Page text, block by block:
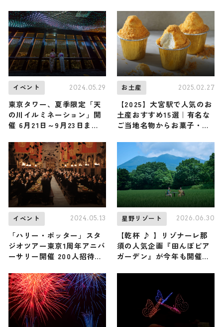
ーミング』が6月1日から初
開催
イベント 2024.05.29
東京タワー、夏季限定「天
の川イルミネーション」開
催 6月21日～9月23日まで
お土産 2025.02.27
【2025】大宮駅で人気のお
土産おすすめ15選｜有名な
ご当地名物からお菓子・ス
イベント 2024.05.13
「ハリー・ポッター」スタ
ジオツアー東京1周年アニバ
ーサリー開催 200人招待の
星野リゾート 2026.06.30
【乾杯 ♪ 】リゾナーレ那
須の人気企画『田んぼビア
ガーデン』が今年も開催決
メを楽しむ特別な体験を